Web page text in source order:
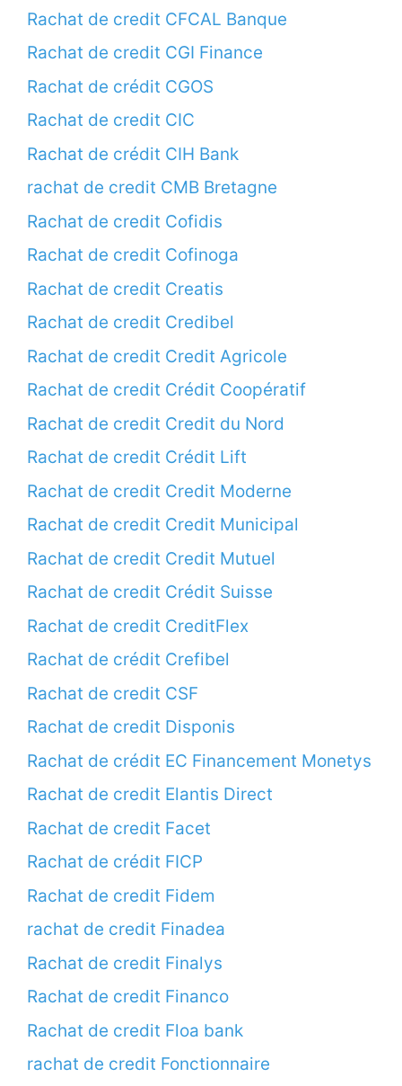
Rachat de credit CFCAL Banque
Rachat de credit CGI Finance
Rachat de crédit CGOS
Rachat de credit CIC
Rachat de crédit CIH Bank
rachat de credit CMB Bretagne
Rachat de credit Cofidis
Rachat de credit Cofinoga
Rachat de credit Creatis
Rachat de credit Credibel
Rachat de credit Credit Agricole
Rachat de credit Crédit Coopératif
Rachat de credit Credit du Nord
Rachat de credit Crédit Lift
Rachat de credit Credit Moderne
Rachat de credit Credit Municipal
Rachat de credit Credit Mutuel
Rachat de credit Crédit Suisse
Rachat de credit CreditFlex
Rachat de crédit Crefibel
Rachat de credit CSF
Rachat de credit Disponis
Rachat de crédit EC Financement Monetys
Rachat de credit Elantis Direct
Rachat de credit Facet
Rachat de crédit FICP
Rachat de credit Fidem
rachat de credit Finadea
Rachat de credit Finalys
Rachat de credit Financo
Rachat de credit Floa bank
rachat de credit Fonctionnaire